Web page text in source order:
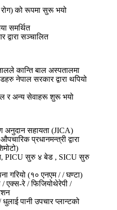
को रूपमा सुरू भयो
समर्थित
सञ्चालित
कान्ति बाल अस्पतालमा
नेपाल सरकार द्वारा थपियो
र अन्य सेवाहरू शुरू भयो
अनुदान सहायता (JICA)
प्रधानमन्त्री द्वारा
PICU सुरु ४ बेड , SICU सुरु
गरियो (१० एनएम / / घण्टा)
/ एक्स-रे / फिजियोथेरेपी /
पानी उपचार प्लान्टको